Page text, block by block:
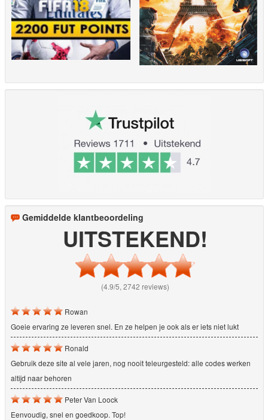
Gemiddelde klantbeoordeling
UITSTEKEND!
(4.9/5, 2742 reviews)
Rowan
Goeie ervaring ze leveren snel. En ze helpen je ook als er iets niet lukt
Ronald
Gebruik deze site al vele jaren, nog nooit teleurgesteld: alle codes werken
altijd naar behoren
Peter Van Loock
Eenvoudig, snel en goedkoop. Top!